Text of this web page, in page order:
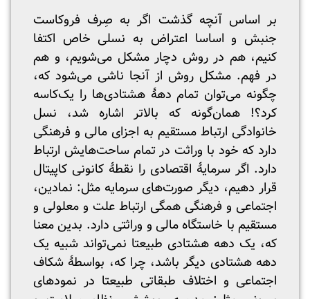
بر اساس آنچه گذشت اگر به صِرف فروکاست
جنبش و اساسا اعتراض به نسلی خاص اکتفا
کنیم، هم در روش دچار مشکل می‌شویم، و هم
در فهم. مشکل روش از آنجا ناشی می‌شود که،
چگونه می‌توان تمام دهۀ هشتادی‌ها را یک‌کاسه
کرد؟! همان‌گونه که بالاتر اشاره شد، نسل
خانوادگی ارتباط مستقیم به اجزای مالی و فرهنگی
دارد که خود با وراثت در تمام ساحت‌هایش ارتباط
دارد. اگر سرمایۀ اقتصادی را نقطۀ کانونی کاپیتال
قرار دهیم، دیگر صورت‌های سرمایه مثل: نمادین،
اجتماعی و فرهنگی همگی ارتباط علت و معلولی و
مستقیم با خاستگاه مالی و وراثتی دارد. بدین معنا
که، یک دهه هشتادی طبیعتا نمی‌تواند شبیه یک
دهه هشتادی دیگر باشد، چرا که، بواسطۀ شکاف
اجتماعی و اختلاف طبقاتی طبیعتا در نمودهای